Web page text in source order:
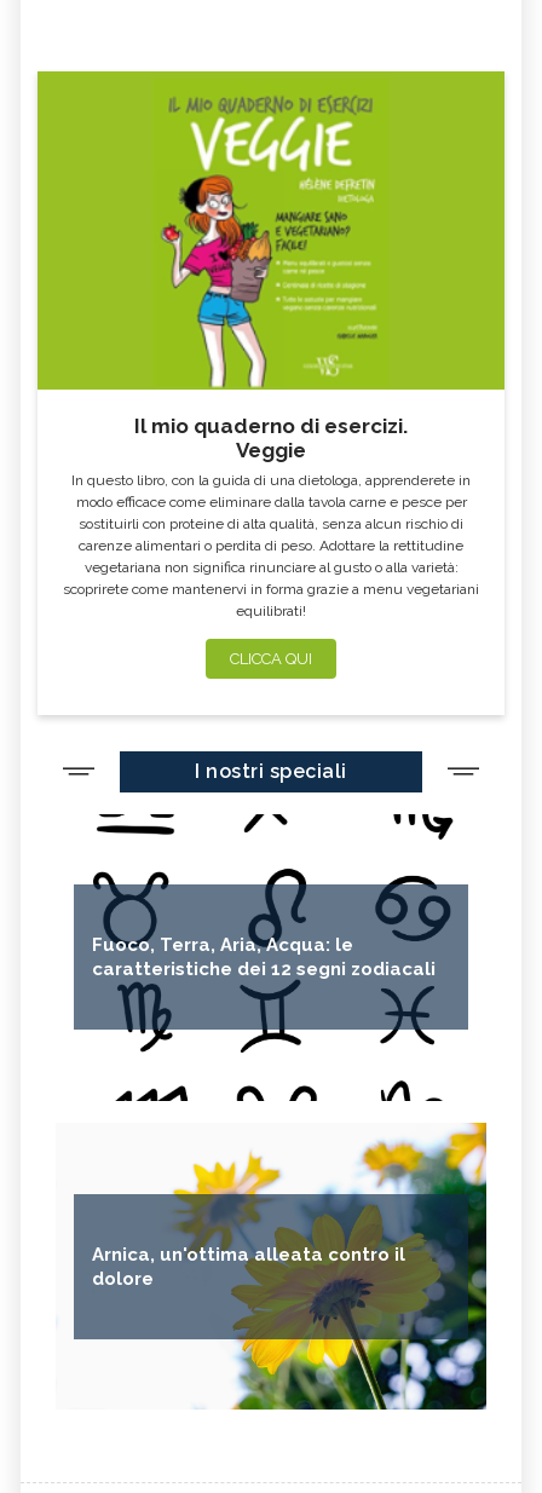
Il mio quaderno di esercizi.
Veggie
In questo libro, con la guida di una dietologa, apprenderete in
modo efficace come eliminare dalla tavola carne e pesce per
sostituirli con proteine di alta qualità, senza alcun rischio di
carenze alimentari o perdita di peso. Adottare la rettitudine
vegetariana non significa rinunciare al gusto o alla varietà:
scoprirete come mantenervi in forma grazie a menu vegetariani
equilibrati!
CLICCA QUI
I nostri speciali
Fuoco, Terra, Aria, Acqua: le
caratteristiche dei 12 segni zodiacali
Arnica, un'ottima alleata contro il
dolore